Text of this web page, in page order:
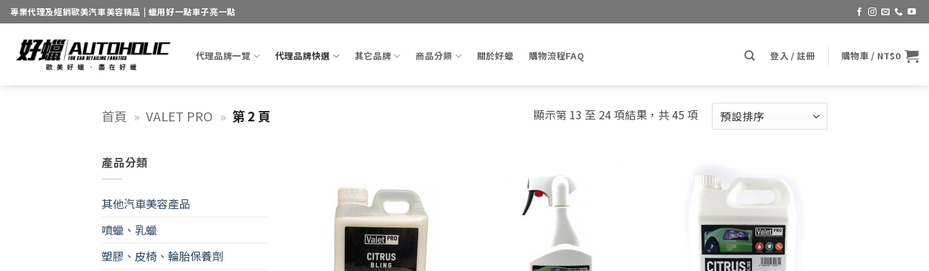
Skip
to
content
專業代理及經銷歐美汽車美容精品 | 蠟用好一點車子亮一點
代理品牌一覽 代理品牌快選 其它品牌 商品分類 關於好蠟 購物流程FAQ 登入 / 註冊 購物車 / NT$0
首頁 » VALET PRO » 第 2 頁 顯示第 13 至 24 項結果，共 45 項
產品分類
其他汽車美容產品
噴蠟、乳蠟
塑膠、皮椅、輪胎保養劑
wishlist